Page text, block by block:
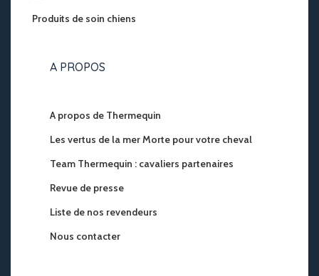
Produits de soin chiens
A PROPOS
A propos de Thermequin
Les vertus de la mer Morte pour votre cheval
Team Thermequin : cavaliers partenaires
Revue de presse
Liste de nos revendeurs
Nous contacter